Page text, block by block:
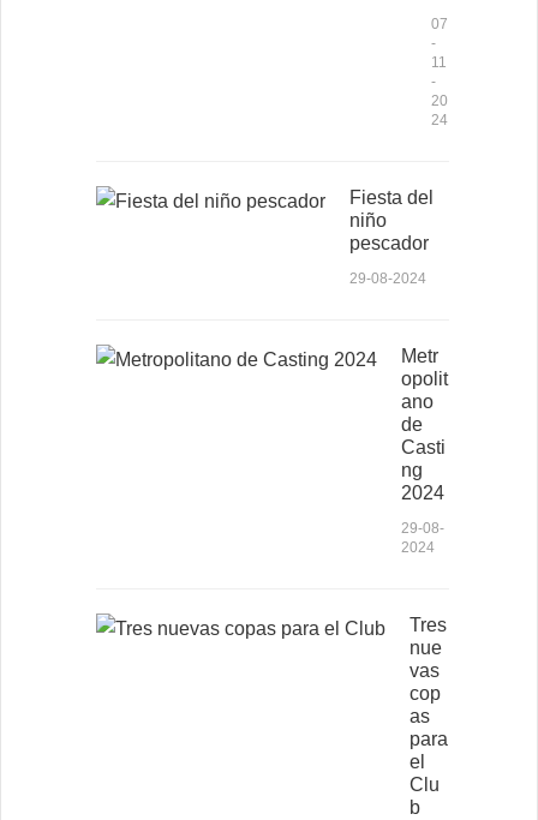
07
-
11
-
20
24
Fiesta del
niño
pescador
29-08-2024
Metr
opolit
ano
de
Casti
ng
2024
29-08-
2024
Tres
nue
vas
cop
as
para
el
Clu
b